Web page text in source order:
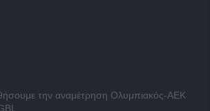
την αναμέτρηση Ολυμπιακός-ΑΕΚ